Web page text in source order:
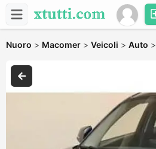
Nuoro > Macomer > Veicoli > Auto >